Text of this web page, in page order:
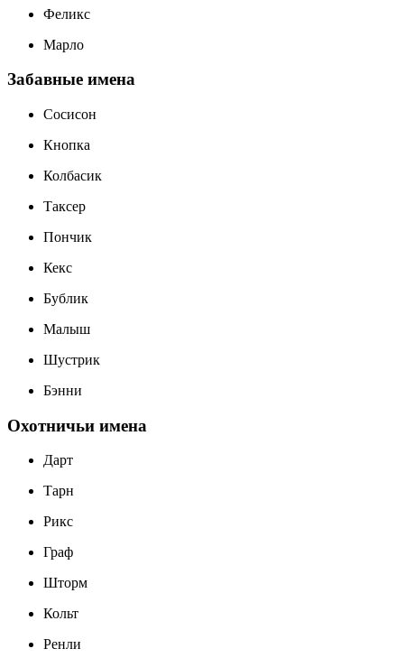
Феликс
Марло
Забавные имена
Сосисон
Кнопка
Колбасик
Таксер
Пончик
Кекс
Бублик
Малыш
Шустрик
Бэнни
Охотничьи имена
Дарт
Тарн
Рикс
Граф
Шторм
Кольт
Ренли